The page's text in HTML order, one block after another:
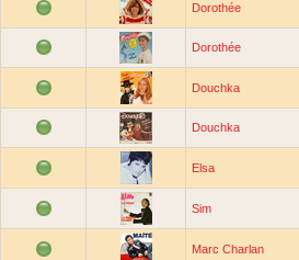
Dorothée
Dorothée
Douchka
Douchka
Elsa
Sim
Marc Charlan